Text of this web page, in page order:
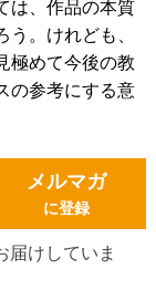
は、作品の本質
。けれども、
極めて今後の教
の参考にする意
メルマガ
に登録
届けしていま